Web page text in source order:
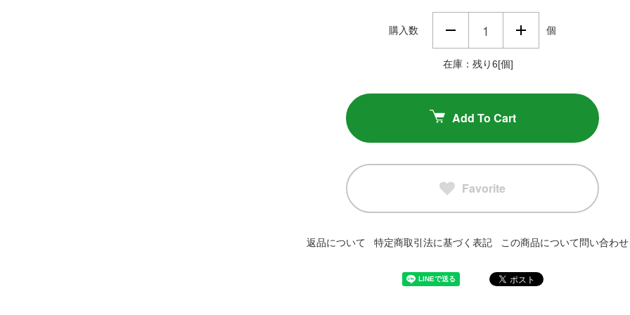
購入数 個
在庫：残り6[個]
Add To Cart
Favorite
返品について 特定商取引法に基づく表記 この商品について問い合わ